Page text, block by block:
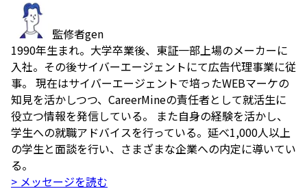
監修者gen
1990年生まれ。大学卒業後、東証一部上場のメーカーに
入社。その後サイバーエージェントにて広告代理事業に従
事。 現在はサイバーエージェントで培ったWEBマーケの
知見を活かしつつ、CareerMineの責任者として就活生に
役立つ情報を発信している。 また自身の経験を活かし、
学生への就職アドバイスを行っている。延べ1,000人以上
の学生と面談を行い、さまざまな企業への内定に導いてい
る。
> メッセージを読む